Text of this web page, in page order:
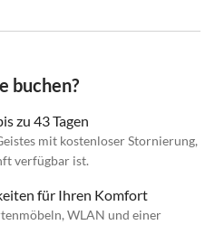
buchen?
zu 43 Tagen
mit kostenloser Stornierung,
verfügbar ist.
für Ihren Komfort
WLAN und einer